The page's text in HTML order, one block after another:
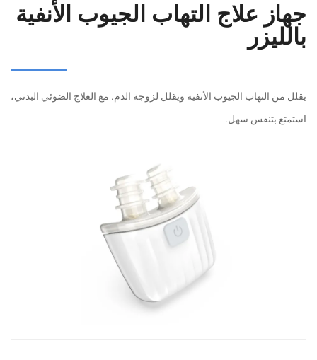
جهاز علاج التهاب الجيوب الأنفية
بالليزر
يقلل من التهاب الجيوب الأنفية ويقلل لزوجة الدم. مع العلاج الضوئي البدني،
استمتع بتنفس سهل.